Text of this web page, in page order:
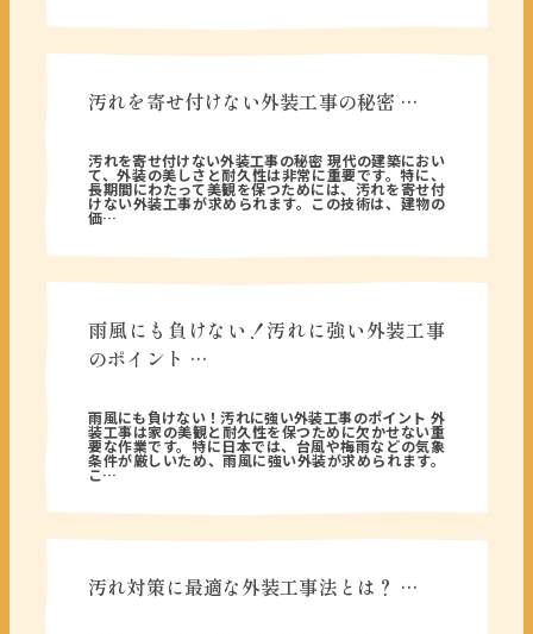
汚れを寄せ付けない外装工事の秘密 …
汚れを寄せ付けない外装工事の秘密 現代の建築におい
て、外装の美しさと耐久性は非常に重要です。特に、
長期間にわたって美観を保つためには、汚れを寄せ付
けない外装工事が求められます。この技術は、建物の
価…
雨風にも負けない！汚れに強い外装工事
のポイント …
雨風にも負けない！汚れに強い外装工事のポイント 外
装工事は家の美観と耐久性を保つために欠かせない重
要な作業です。特に日本では、台風や梅雨などの気象
条件が厳しいため、雨風に強い外装が求められます。
こ…
汚れ対策に最適な外装工事法とは？ …